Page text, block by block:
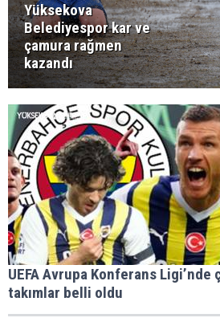
Yüksekova
Belediyespor kar ve
çamura rağmen
kazandı
UEFA Avrupa Konferans Ligi’nde
takımlar belli oldu